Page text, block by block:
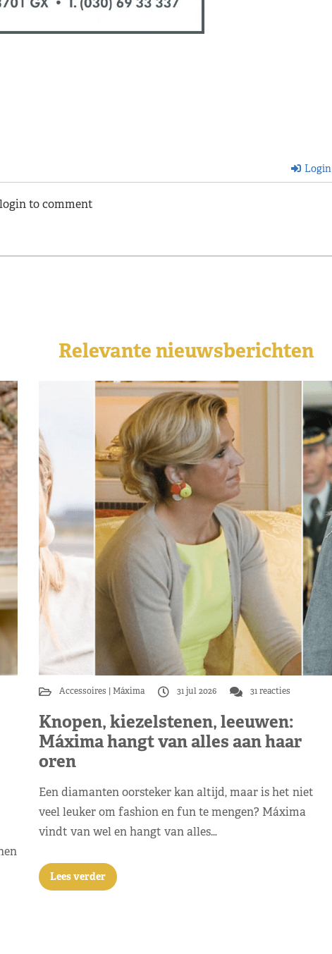
Login
to comment
Relevante nieuwsberichten
Accessoires Máxima 31 jul 2026 31 reacties
Knopen, kiezelstenen, leeuwen:
Máxima hangt van alles aan haar
oren
Een diamanten oorsteker kan altijd, maar is het niet
veel leuker om fashion en fun te mengen? Máxima
vindt van wel en hangt van alles…
Lees verder